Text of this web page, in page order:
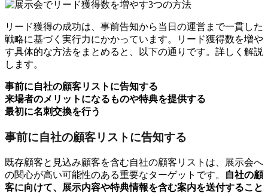
リード獲得の成功は、事前告知から当日の運営まで一貫した
戦略に基づく実行力にかかっています。リード獲得数を増や
す具体的な方法をまとめると、以下の通りです。詳しく解説
します。
事前に自社の顧客リストに告知する
来場者のメリットになるものや特典を提供する
最初に名刺交換を行う
事前に自社の顧客リストに告知する
既存顧客と見込み顧客を含む自社の顧客リストは、展示会へ
の関心が高い可能性のある重要なターゲットです。
自社の顧
客に向けて、展示内容や特典情報を含む案内を送付すること